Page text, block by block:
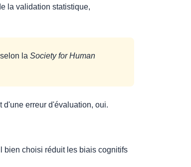
la validation statistique,
la Society for Human
d'une erreur d'évaluation, oui.
bien choisi réduit les biais cognitifs